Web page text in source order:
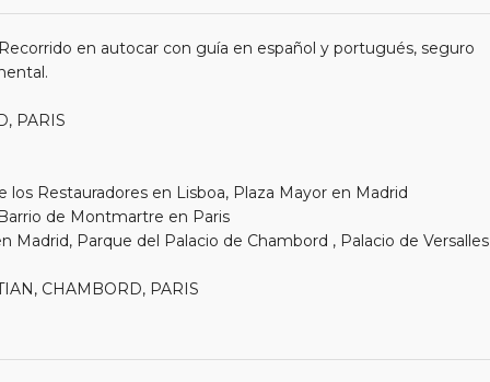
en autocar con guía en español y portugués, seguro
PARIS
los Restauradores en Lisboa, Plaza Mayor en Madrid
de Montmartre en Paris
Madrid, Parque del Palacio de Chambord , Palacio de Versalles
CHAMBORD, PARIS